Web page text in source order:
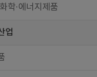
학·에너지제품
업